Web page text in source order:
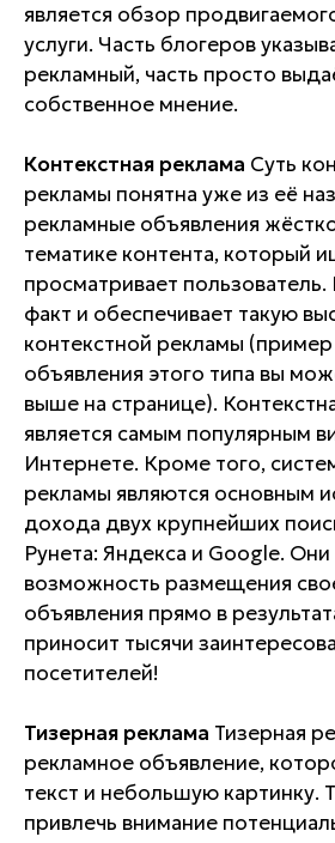
является обзор
услуги. Часть блогеров
рекламный, часть просто
собственное мнение.
Контекстная реклама Суть
рекламы понятна уже из её
рекламные объявления
тематике контента, который
просматривает
факт и обеспечивает такую
контекстной рекламы
объявления этого типа вы
выше на странице).
является самым популярным
Интернете. Кроме того,
рекламы являются основным
дохода двух крупнейших
Рунета: Яндекса и Google.
возможность размещения
объявления прямо в
приносит тысячи
посетителей!
Тизерная реклама Тизерная
рекламное объявление,
текст и небольшую картинку.
привлечь внимание